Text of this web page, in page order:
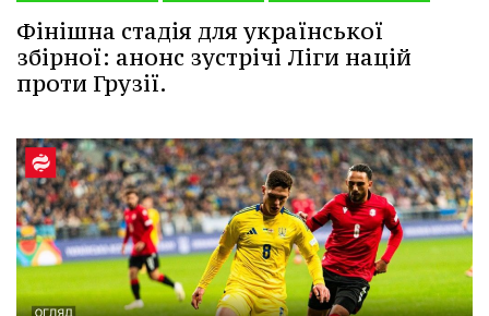
Фінішна стадія для української
збірної: анонс зустрічі Ліги націй
проти Грузії.